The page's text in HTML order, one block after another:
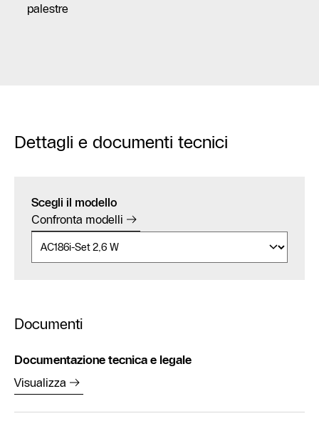
palestre
Dettagli e documenti tecnici
Scegli il modello
Confronta modelli
Documenti
Documentazione tecnica e legale
Visualizza